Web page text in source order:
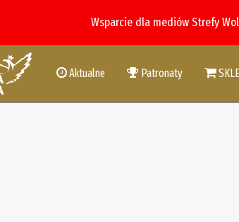
Wsparcie dla mediów Strefy
Aktualne Patronaty